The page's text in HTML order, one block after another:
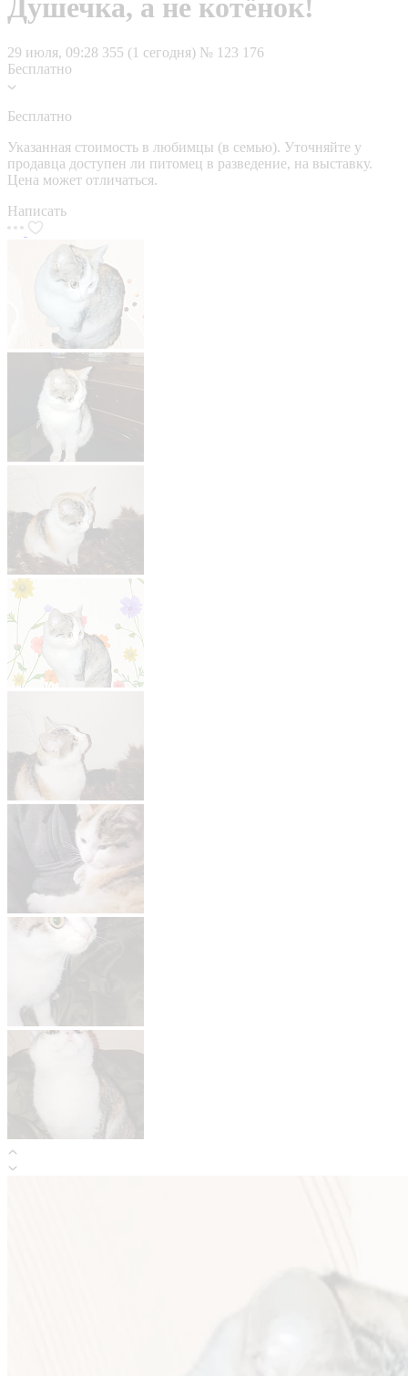
Душечка, а не котёнок!
29 июля, 09:28 355 (1 сегодня) № 123 176
Бесплатно
Бесплатно
Указанная стоимость в любимцы (в семью). Уточняйте у
продавца доступен ли питомец в разведение, на выставку.
Цена может отличаться.
Написать